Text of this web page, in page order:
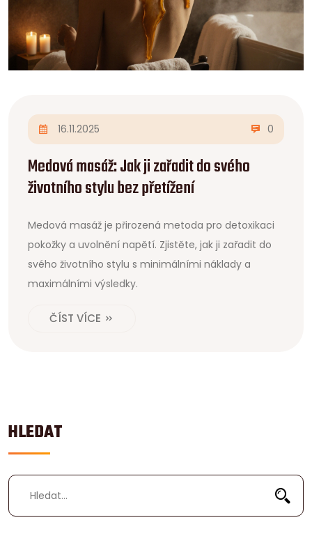
HLEDAT
16.11.2025 0
Medová masáž: Jak ji zařadit do svého
životního stylu bez přetížení
Medová masáž je přirozená metoda pro detoxikaci
pokožky a uvolnění napětí. Zjistěte, jak ji zařadit do
svého životního stylu s minimálními náklady a
maximálními výsledky.
ČÍST VÍCE